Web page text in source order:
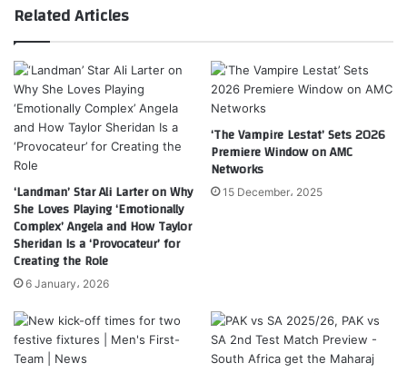
Related Articles
‘Landman’ Star Ali Larter on Why
She Loves Playing ‘Emotionally
Complex’ Angela and How Taylor
Sheridan Is a ‘Provocateur’ for
Creating the Role
6 January، 2026
‘The Vampire Lestat’ Sets 2026
Premiere Window on AMC
Networks
15 December، 2025